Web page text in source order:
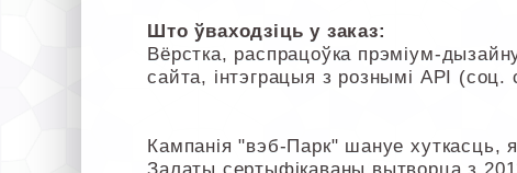
Што ўваходзіць у заказ:
Вёрстка, распрацоўка прэміум-
сайта, інтэграцыя з рознымі API (соц.
Кампанія "вэб-Парк" шануе хуткасць,
Залаты сертыфікаваны вытворца з